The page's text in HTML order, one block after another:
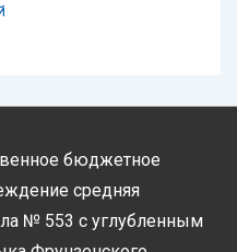
бюджетное
средняя
№ 553 с углубленным